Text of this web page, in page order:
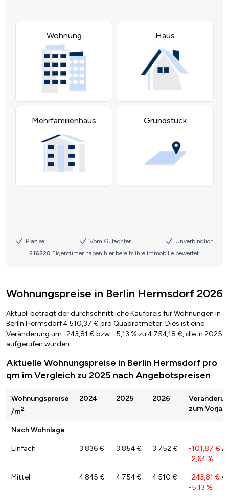
Wohnungspreise in Berlin Hermsdorf 2026
Aktuell beträgt der durchschnittliche Kaufpreis für Wohnungen in
Berlin Hermsdorf 4.510,37 € pro Quadratmeter. Dies ist eine
Veränderung um -243,81 € bzw. -5,13 % zu 4.754,18 €, die in 2025
aufgerufen wurden.
Aktuelle Wohnungspreise in Berlin Hermsdorf pro
qm im Vergleich zu 2025 nach Angebotspreisen
Wohnungspreise
/m2
2024 2025 2026
zum Vorjahr
Nach Wohnlage
Einfach 3.836 € 3.854 € 3.752 € -101,87 € /
-2,64 %
Mittel 4.845 € 4.754 € 4.510 € -243,81 € /
-5,13 %